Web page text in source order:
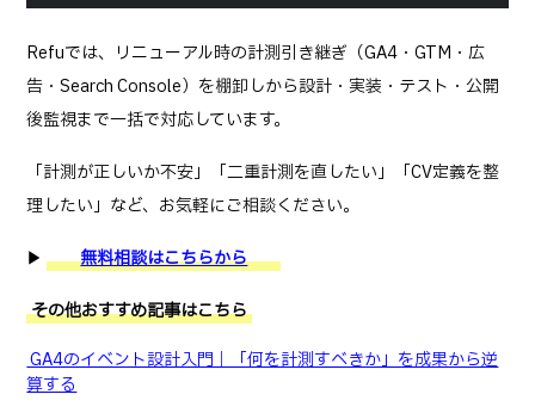
Refuでは、リニューアル時の計測引き継ぎ（GA4・GTM・広
告・Search Console）を棚卸しから設計・実装・テスト・公開
後監視まで一括で対応しています。
「計測が正しいか不安」「二重計測を直したい」「CV定義を整
理したい」など、お気軽にご相談ください。
▶ 無料相談はこちらから
その他おすすめ記事はこちら
GA4のイベント設計入門｜「何を計測すべきか」を成果から逆
算する